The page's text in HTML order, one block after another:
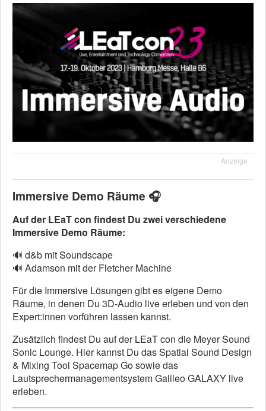
Anzeige
Immersive Demo Räume 🎧
Auf der LEaT con findest Du zwei verschiedene
Immersive Demo Räume:
🔊 d&b mit Soundscape
🔊 Adamson mit der Fletcher Machine
Für die Immersive Lösungen gibt es eigene Demo
Räume, in denen Du 3D-Audio live erleben und von den
Expert:innen vorführen lassen kannst.
Zusätzlich findest Du auf der LEaT con die Meyer Sound
Sonic Lounge. Hier kannst Du das Spatial Sound Design
& Mixing Tool Spacemap Go sowie das
Lautsprechermanagementsystem Galileo GALAXY live
erleben.